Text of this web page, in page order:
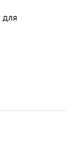
для